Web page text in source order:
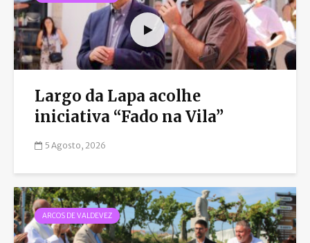
Largo da Lapa acolhe
iniciativa “Fado na Vila”
5 Agosto, 2026
ARCOS DE VALDEVEZ